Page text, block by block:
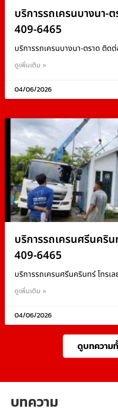
บริการรถเครนบางนา-
409-6465
บริการรถเครนบางนา-ตราด ติดต่
ดูเพิ่มเติม »
04/06/2026
บริการรถเครนศรีนคริ
409-6465
บริการรถเครนศรีนครินทร์ โทรเ
ดูเพิ่มเติม »
04/06/2026
ดูบทความ
บทความ